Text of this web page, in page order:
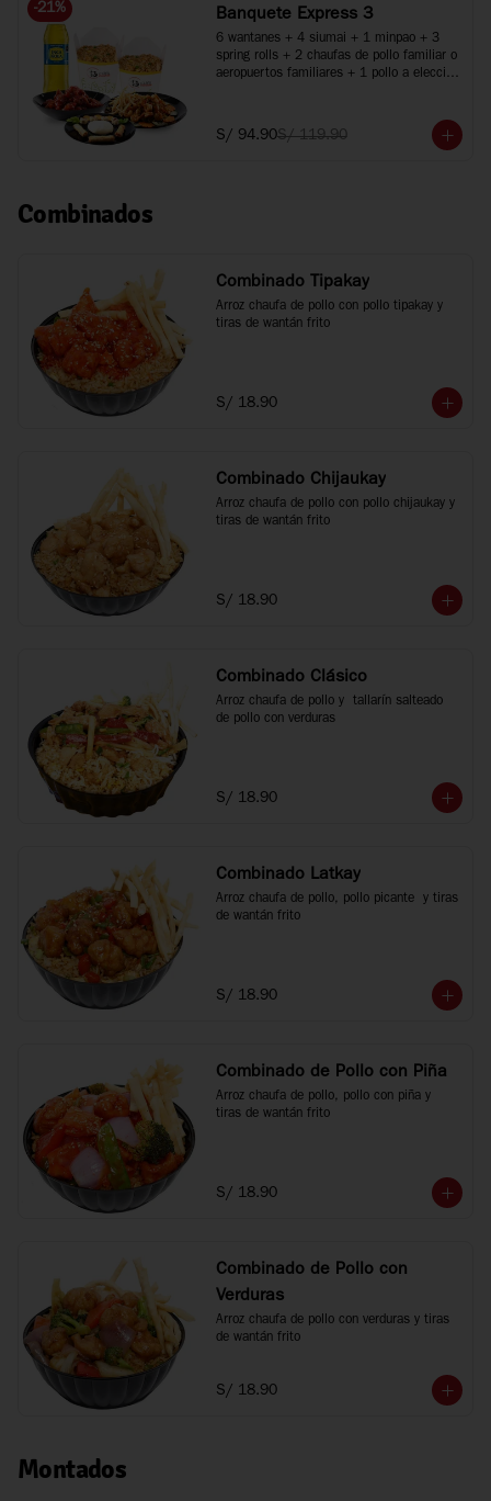
-21% Banquete Express 3
6 wantanes + 4 siumai + 1 minpao + 3
spring rolls + 2 chaufas de pollo familiar o
aeropuertos familiares + 1 pollo a elección
S/ 94.90S/ 119.90
Combinados
Combinado Tipakay
Arroz chaufa de pollo con pollo tipakay y
tiras de wantán frito
S/ 18.90
Combinado Chijaukay
Arroz chaufa de pollo con pollo chijaukay y
tiras de wantán frito
S/ 18.90
Combinado Clásico
Arroz chaufa de pollo y  tallarín salteado
de pollo con verduras
S/ 18.90
Combinado Latkay
Arroz chaufa de pollo, pollo picante  y tiras
de wantán frito
S/ 18.90
Combinado de Pollo con Piña
Arroz chaufa de pollo, pollo con piña y
tiras de wantán frito
S/ 18.90
Combinado de Pollo con
Verduras
Arroz chaufa de pollo con verduras y tiras
de wantán frito
S/ 18.90
Montados